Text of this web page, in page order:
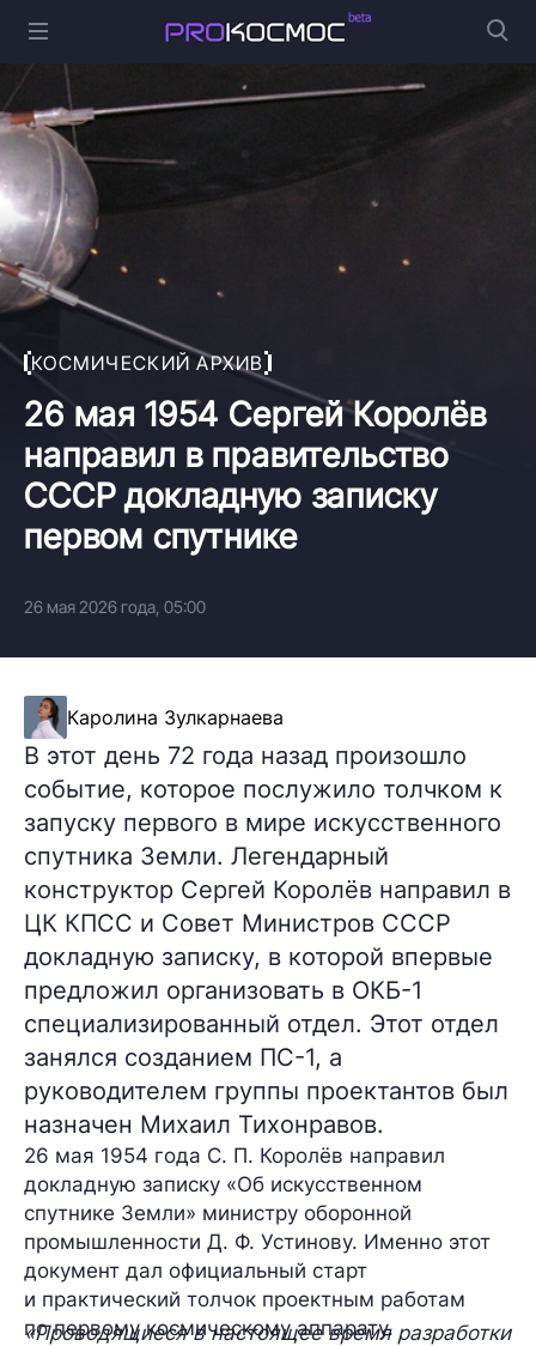
КОСМИЧЕСКИЙ АРХИВ
26 мая 1954 Сергей Королёв
направил в правительство
СССР докладную записку
первом спутнике
26 мая 2026 года, 05:00
Каролина Зулкарнаева
В этот день 72 года назад произошло
событие, которое послужило толчком к
запуску первого в мире искусственного
спутника Земли. Легендарный
конструктор Сергей Королёв направил в
ЦК КПСС и Совет Министров СССР
докладную записку, в которой впервые
предложил организовать в ОКБ-1
специализированный отдел. Этот отдел
занялся созданием ПС-1, а
руководителем группы проектантов был
назначен Михаил Тихонравов.
26 мая 1954 года С. П. Королёв направил
докладную записку «Об искусственном
спутнике Земли» министру оборонной
промышленности Д. Ф. Устинову. Именно этот
документ дал официальный старт
и практический толчок проектным работам
по первому космическому аппарату.
«Проводящиеся в настоящее время разработки